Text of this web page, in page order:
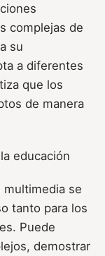
complejas de
su
a diferentes
que los
de manera
educación
multimedia se
tanto para los
Puede
demostrar